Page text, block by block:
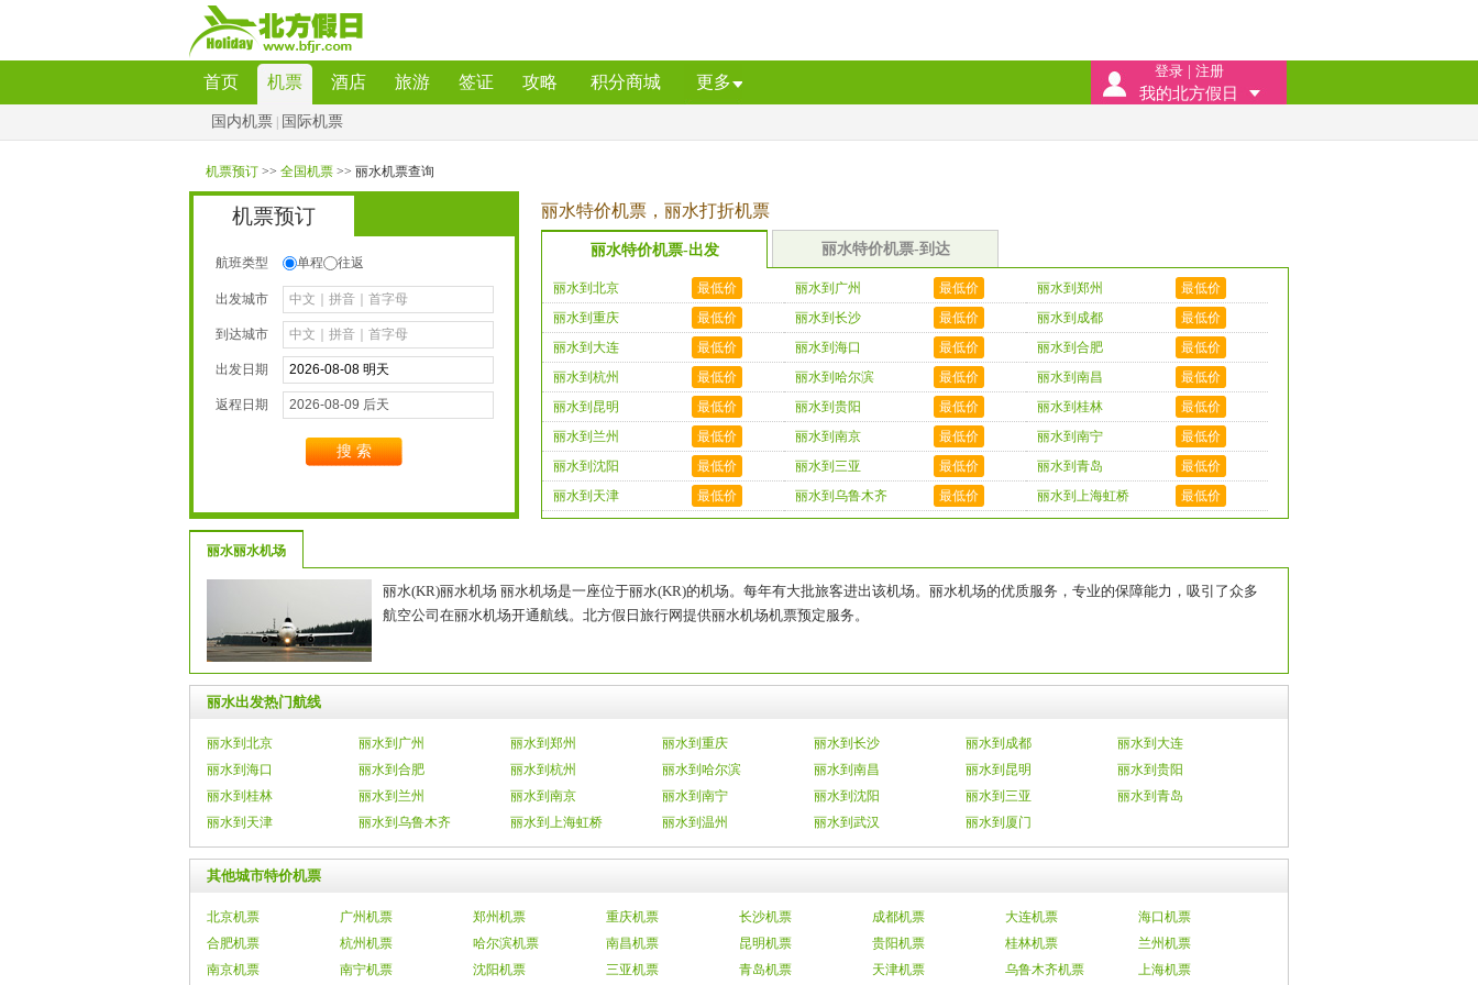
首页 机票 酒店 旅游 签证 攻略 积分商城 更多
登录| 注册
我的北方假日
国内机票 国际机票
机票预订 >> 全国机票 >>丽水机票查询
机票预订
航班类型 单程 往返
出发城市
到达城市
出发日期
返程日期
搜索
丽水特价机票，丽水打折机票
丽水特价机票-出发 丽水特价机票-到达
丽水到北京 最低价 丽水到广州 最低价 丽水到郑州
最低价
丽水到重庆
最低价 丽水到长沙 最低价 丽水到成都
最低价
丽水到大连
最低价 丽水到海口 最低价 丽水到合肥
最低价
丽水到杭州
最低价 丽水到哈尔滨 最低价 丽水到南昌
最低价
丽水到昆明
最低价 丽水到贵阳 最低价 丽水到桂林
最低价
丽水到兰州
最低价 丽水到南京 最低价 丽水到南宁
最低价
丽水到沈阳
最低价 丽水到三亚 最低价 丽水到青岛
最低价
丽水到天津
最低价 丽水到乌鲁木齐 最低价 丽水到上海虹桥 最低价
丽水丽水机场
丽水(KR)丽水机场丽水机场是一座位于丽水(KR)的机场。每年有大批旅客进出该机场。丽水机场的优质服务，专业的保障能力，吸引了众多
航空公司在丽水机场开通航线。北方假日旅行网提供丽水机场机票预定服务。
丽水出发热门航线
丽水到北京 丽水到广州 丽水到郑州 丽水到重庆 丽水到长沙 丽水到成都
丽水到大连
丽水到海口
丽水到合肥 丽水到杭州 丽水到哈尔滨 丽水到南昌 丽水到昆明
丽水到贵阳
丽水到桂林
丽水到兰州 丽水到南京 丽水到南宁 丽水到沈阳 丽水到三亚
丽水到青岛
丽水到天津
丽水到乌鲁木齐 丽水到上海虹桥 丽水到温州 丽水到武汉 丽水到厦门
其他城市特价机票
北京机票 广州机票 郑州机票 重庆机票 长沙机票 成都机票 大连机票
海口机票
合肥机票
杭州机票 哈尔滨机票 南昌机票 昆明机票 贵阳机票 桂林机票
兰州机票
南京机票
南宁机票 沈阳机票 三亚机票 青岛机票 天津机票 乌鲁木齐机票 上海机票